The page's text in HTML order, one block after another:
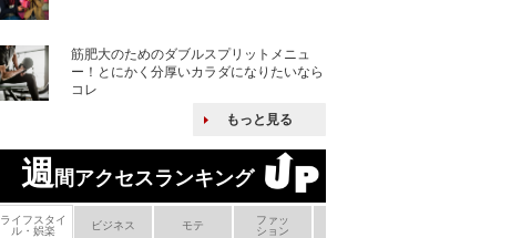
筋肥大のためのダブルスプリットメニュ
ー！とにかく分厚いカラダになりたいなら
コレ
もっと見る
週間アクセスランキング
ライフスタイ
ル・娯楽
ビジネス モテ
ファッ
ション